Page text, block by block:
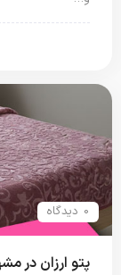
0 دیدگاه
پتو ارزان در